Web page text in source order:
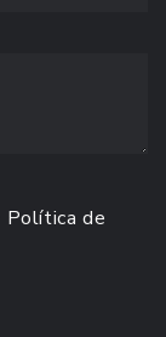
Política de